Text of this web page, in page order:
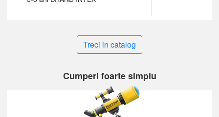
Treci in catalog
Cumperi foarte simplu